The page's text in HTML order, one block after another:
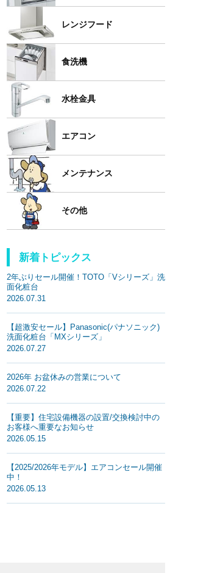
レンジフード
食洗機
水栓金具
エアコン
メンテナンス
その他
新着トピックス
2年ぶりセール開催！TOTO「Vシリーズ」洗
面化粧台
2026.07.31
【超激安セール】Panasonic(パナソニック)
洗面化粧台「MXシリーズ」
2026.07.27
2026年 お盆休みの営業について
2026.07.22
【重要】住宅設備機器の設置/交換検討中の
お客様へ重要なお知らせ
2026.05.15
【2025/2026年モデル】エアコンセール開催
中！
2026.05.13